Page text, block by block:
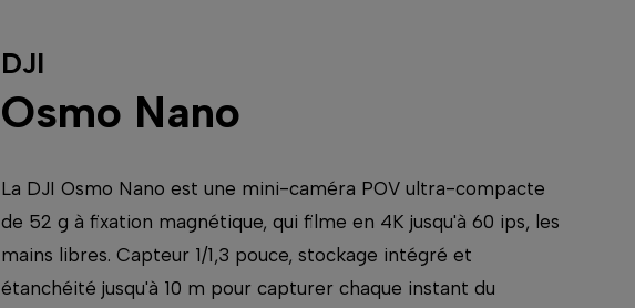
DJI
Osmo Nano
La DJI Osmo Nano est une mini-caméra POV ultra-compacte
de 52 g à fixation magnétique, qui filme en 4K jusqu'à 60 ips, les
mains libres. Capteur 1/1,3 pouce, stockage intégré et
étanchéité jusqu'à 10 m pour capturer chaque instant du